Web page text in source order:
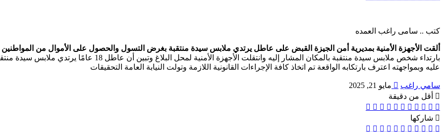
كتب .. سامى راغب العمده
ألقت الأجهزة الأمنية بمديرية أمن الجيزة القبض على عاطل يرتدي ملابس سيدة منتقبة بغرض التسول والحصول على الأموال من المواطنين
بارتداء شخص ملابس سيدة منتقبة بالمكان المشار إليه
عليه وبمواجهته اعترف بارتكابه الواقعة تم اتخاذ كافة الإجراءات القانونية اللازمة وتولت النيابة العامة التحقيقات
سامي راغب
أرسل
بريدا
إلكترونيا
مايو 21, 2025
أقل من دقيقة
فيسبوك ‫X
لينكدإن
بينتيريست‫Pocket
واتساب
تيلقرامڤايبر
شاركها
فيسبوك ‫X
لينكدإن
بينتيريست
Odnoklassniki
‫Pocket
مشاركة